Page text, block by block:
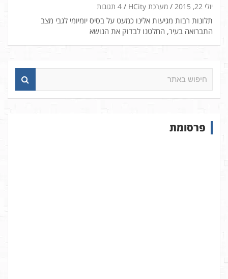
יולי 22, 2015 מערכת HCity 4 תגובות
תלונות רבות מגיעות אלינו כמעט על בסיס יומיומי לגבי מצב
התברואה בעיר, החלטנו לבדוק את הנושא
א
פרסומת